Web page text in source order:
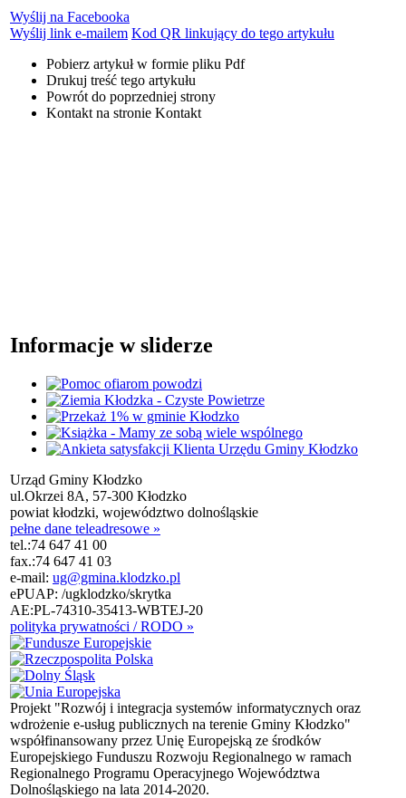
Wyślij na Facebooka
Wyślij link e-mailem Kod QR linkujący do tego artykułu
Pobierz artykuł w formie pliku Pdf
Drukuj treść tego artykułu
Powrót do poprzedniej strony
Kontakt na stronie Kontakt
Informacje w sliderze
Urząd Gminy Kłodzko
ul.Okrzei 8A, 57-300 Kłodzko
powiat kłodzki, województwo dolnośląskie
pełne dane teleadresowe »
tel.:74 647 41 00
fax.:74 647 41 03
e-mail: ug@gmina.klodzko.pl
ePUAP: /ugklodzko/skrytka
AE:PL-74310-35413-WBTEJ-20
polityka prywatności / RODO »
Projekt "Rozwój i integracja systemów informatycznych oraz
wdrożenie e-usług publicznych na terenie Gminy Kłodzko"
współfinansowany przez Unię Europejską ze środków
Europejskiego Funduszu Rozwoju Regionalnego w ramach
Regionalnego Programu Operacyjnego Województwa
Dolnośląskiego na lata 2014-2020.